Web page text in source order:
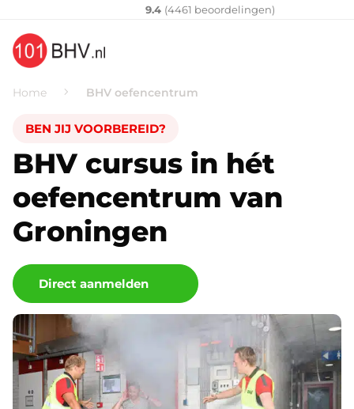
Klantenvertellen
9.410
(4461 ​ beoordelingen)
Home BHV oefencentrum
BHV cursus in hét
oefencentrum van
Groningen
BEN JIJ VOORBEREID?
Direct aanmelden